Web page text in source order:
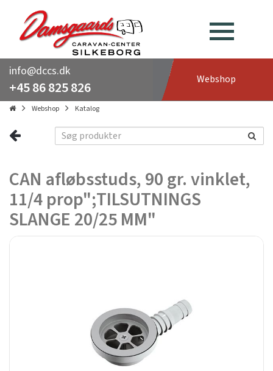
info@dccs.dk
+45 86 825 826 Webshop
Webshop Katalog
CAN afløbsstuds, 90 gr. vinklet,
11/4 prop";TILSUTNINGS
SLANGE 20/25 MM"